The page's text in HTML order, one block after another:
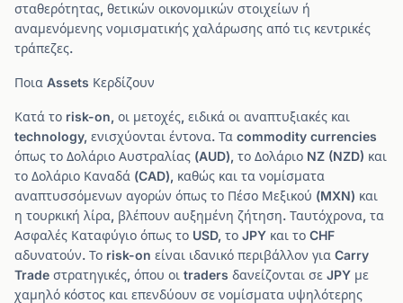
σταθερότητας, θετικών οικονομικών στοιχείων ή
αναμενόμενης νομισματικής χαλάρωσης από τις κεντρικές
τράπεζες.
Ποια Assets Κερδίζουν
Κατά το risk-on, οι μετοχές, ειδικά οι αναπτυξιακές και
technology, ενισχύονται έντονα. Τα commodity currencies
όπως το Δολάριο Αυστραλίας (AUD), το Δολάριο NZ (NZD) και
το Δολάριο Καναδά (CAD), καθώς και τα νομίσματα
αναπτυσσόμενων αγορών όπως το Πέσο Μεξικού (MXN) και
η τουρκική λίρα, βλέπουν αυξημένη ζήτηση. Ταυτόχρονα, τα
Ασφαλές Καταφύγιο όπως το USD, το JPY και το CHF
αδυνατούν. Το risk-on είναι ιδανικό περιβάλλον για Carry
Trade στρατηγικές, όπου οι traders δανείζονται σε JPY με
χαμηλό κόστος και επενδύουν σε νομίσματα υψηλότερης